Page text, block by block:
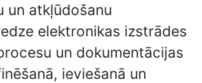
un atkļūdošanu
elektronikas izstrādes
un dokumentācijas
ieviešanā un